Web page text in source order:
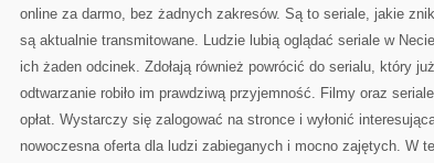
online za darmo, bez żadnych zakresów. Są to seriale, jakie
są aktualnie transmitowane. Ludzie lubią oglądać seriale w
ich żaden odcinek. Zdołają również powrócić do serialu, który
odtwarzanie robiło im prawdziwą przyjemność. Filmy oraz
opłat. Wystarczy się zalogować na stronce i wyłonić
nowoczesna oferta dla ludzi zabieganych i mocno zajętych. W